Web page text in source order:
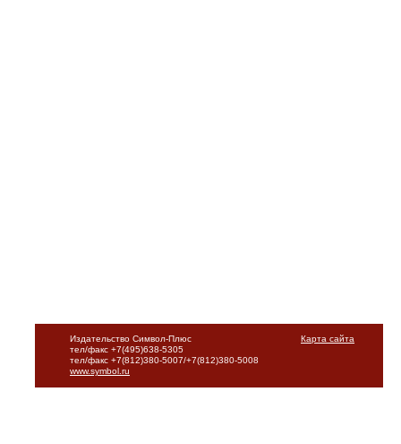
Карта сайта
Издательство Символ-Плюс
тел/факс +7(495)638-5305
тел/факс +7(812)380-5007/+7(812)380-5008
www.symbol.ru